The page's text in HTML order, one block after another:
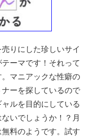
りにした珍しいサイ
ーマです！それって
マニアックな性癖の
ーを探しているので
ルを目的にしている
いでしょうか！？月
料のようです。試す